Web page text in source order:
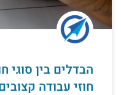
הבדלים בין סוגי
חוזי עבודה